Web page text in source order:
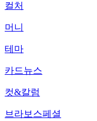
컬처
머니
테마
카드뉴스
컷&칼럼
브라보스페셜